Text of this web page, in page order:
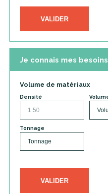
VALIDER
Je connais mes
Volume de matériaux
Densité
Tonnage
VALIDER